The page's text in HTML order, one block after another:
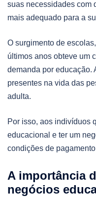
suas necessidades com
mais adequado para a
O surgimento de
últimos anos obteve um
demanda por educação.
presentes na vida das
adulta.
Por isso, aos indivíduos
educacional e ter um
condições de
A importância
negócios